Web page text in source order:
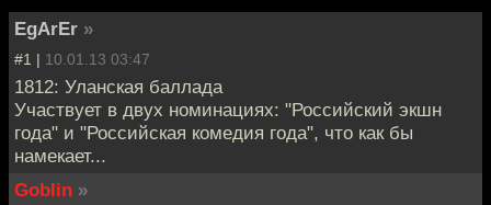
EgArEr »
#1 | 10.01.13 03:47
1812: Уланская баллада
Участвует в двух номинациях: "Российский экшн
года" и "Российская комедия года", что как бы
намекает...
Goblin »